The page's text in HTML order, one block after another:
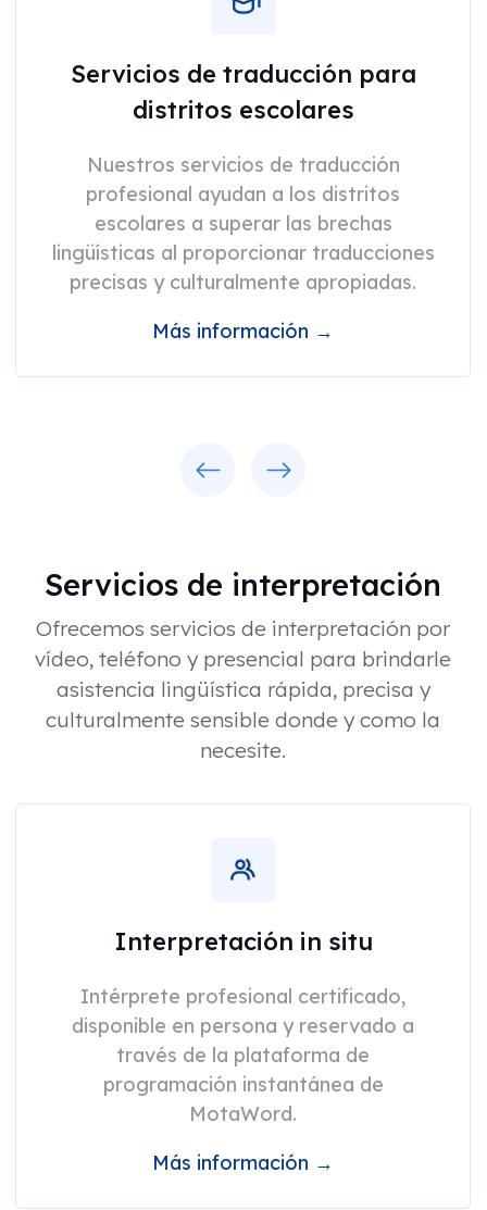
Servicios de traducción para
distritos escolares
Nuestros servicios de traducción
profesional ayudan a los distritos
escolares a superar las brechas
lingüísticas al proporcionar traducciones
precisas y culturalmente apropiadas.
Más información →
Servicios de interpretación
Ofrecemos servicios de interpretación por
vídeo, teléfono y presencial para brindarle
asistencia lingüística rápida, precisa y
culturalmente sensible donde y como la
necesite.
Interpretación in situ
Intérprete profesional certificado,
disponible en persona y reservado a
través de la plataforma de
programación instantánea de
MotaWord.
Más información →